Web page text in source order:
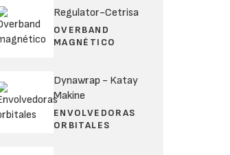
Regulator-Cetrisa
OVERBAND
MAGNÉTICO
Dynawrap - Katay
Makine
ENVOLVEDORAS
ORBITALES